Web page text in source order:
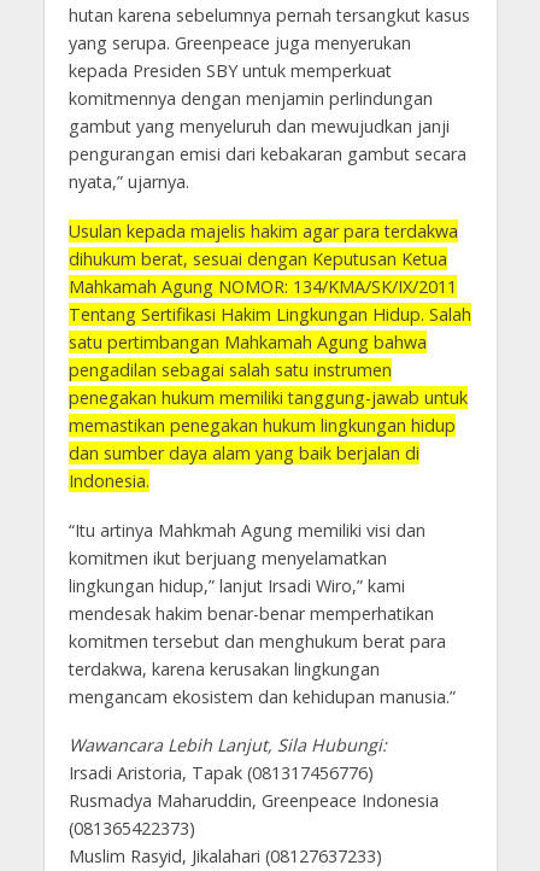
hutan karena sebelumnya pernah tersangkut kasus
yang serupa. Greenpeace juga menyerukan
kepada Presiden SBY untuk memperkuat
komitmennya dengan menjamin perlindungan
gambut yang menyeluruh dan mewujudkan janji
pengurangan emisi dari kebakaran gambut secara
nyata,” ujarnya.
Usulan kepada majelis hakim agar para terdakwa
dihukum berat, sesuai dengan Keputusan Ketua
Mahkamah Agung NOMOR: 134/KMA/SK/IX/2011
Tentang Sertifikasi Hakim Lingkungan Hidup. Salah
satu pertimbangan Mahkamah Agung bahwa
pengadilan sebagai salah satu instrumen
penegakan hukum memiliki tanggung-jawab untuk
memastikan penegakan hukum lingkungan hidup
dan sumber daya alam yang baik berjalan di
Indonesia.
“Itu artinya Mahkmah Agung memiliki visi dan
komitmen ikut berjuang menyelamatkan
lingkungan hidup,” lanjut Irsadi Wiro,” kami
mendesak hakim benar-benar memperhatikan
komitmen tersebut dan menghukum berat para
terdakwa, karena kerusakan lingkungan
mengancam ekosistem dan kehidupan manusia.”
Wawancara Lebih Lanjut, Sila Hubungi:
Irsadi Aristoria, Tapak (081317456776)
Rusmadya Maharuddin, Greenpeace Indonesia
(081365422373)
Muslim Rasyid, Jikalahari (08127637233)